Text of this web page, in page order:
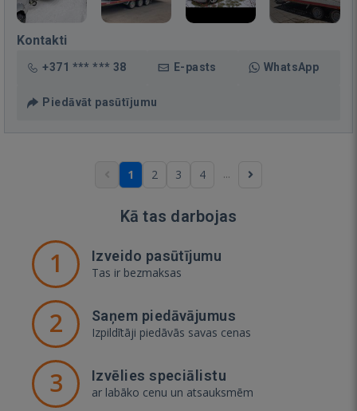
Kontakti
+371 *** *** 38 E-pasts WhatsApp
Piedāvāt pasūtījumu
1 2 3 4 ...
Kā tas darbojas
1 Izveido pasūtījumu
Tas ir bezmaksas
2 Saņem piedāvājumus
Izpildītāji piedāvās savas cenas
3 Izvēlies speciālistu
ar labāko cenu un atsauksmēm